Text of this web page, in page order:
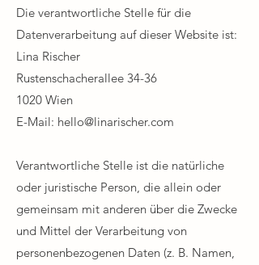
Die verantwortliche Stelle für die
Datenverarbeitung auf dieser Website ist:​
Lina Rischer
Rustenschacherallee 34-36
1020 Wien​
E-Mail: hello@linarischer.com
Verantwortliche Stelle ist die natürliche
oder juristische Person, die allein oder
gemeinsam mit anderen über die Zwecke
und Mittel der Verarbeitung von
personenbezogenen Daten (z. B. Namen,